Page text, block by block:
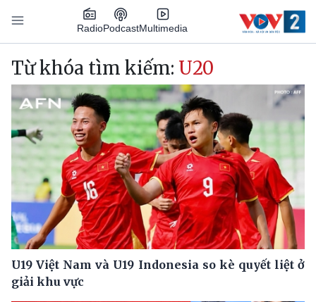
Nhảy đến nội dung
RadioPodcastMultimedia
Main navigation
Từ khóa tìm kiếm: U20
U19 Việt Nam và U19 Indonesia so kè quyết liệt ở
giải khu vực